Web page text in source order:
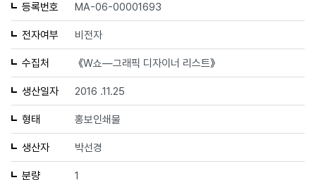
등록번호 MA-06-00001693
전자여부 비전자
수집처 《W쇼—그래픽 디자이너 리스트》
생산일자 2016 .11.25
형태 홍보인쇄물
생산자 박선경
분량 1